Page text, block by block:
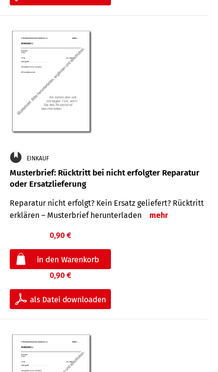
EINKAUF
Musterbrief: Rücktritt bei nicht erfolgter Reparatur
oder Ersatzlieferung
Reparatur nicht erfolgt? Kein Ersatz geliefert? Rücktritt
erklären – Musterbrief herunterladen
mehr
0,90 €
0,90 €